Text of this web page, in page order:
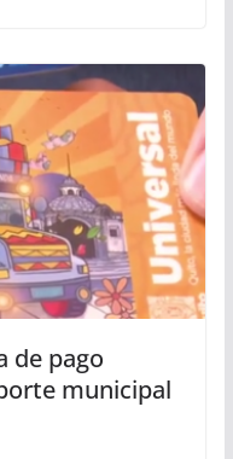
de pago
municipal